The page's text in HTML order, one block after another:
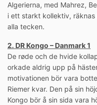
Algerierna, med Mahrez,
i ett starkt kollektiv,
alla tecken.
2. DR Kongo – Danmark 1
De røde och de hvide
orkade aldrig upp på
motivationen bör vara
Riemer kvar. Den på sin
Kongo bör å sin sida vara